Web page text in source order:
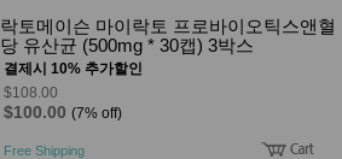
락토메이슨 마이락토 프로바이오틱스앤혈
당 유산균 (500mg * 30캡) 3박스
결제시 10% 추가할인
$108.00
$100.00 (7% off)
Free Shipping